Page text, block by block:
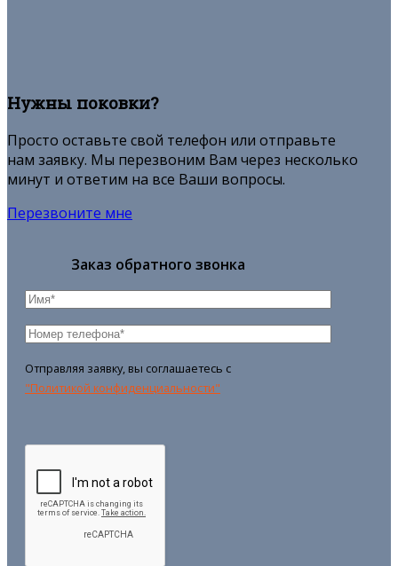
Нужны поковки?
Просто оставьте свой телефон или отправьте
нам заявку. Мы перезвоним Вам через несколько
минут и ответим на все Ваши вопросы.
Перезвоните мне
Заказ обратного звонка
Отправляя заявку, вы соглашаетесь с
"Политикой конфиденциальности"